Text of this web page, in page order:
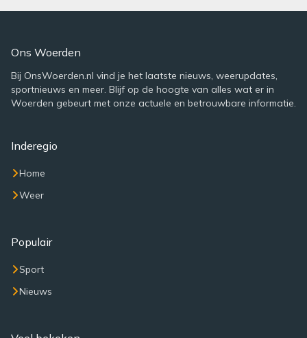
Ons Woerden
Bij OnsWoerden.nl vind je het laatste nieuws, weerupdates,
sportnieuws en meer. Blijf op de hoogte van alles wat er in
Woerden gebeurt met onze actuele en betrouwbare informatie.
Inderegio
Home
Weer
Populair
Sport
Nieuws